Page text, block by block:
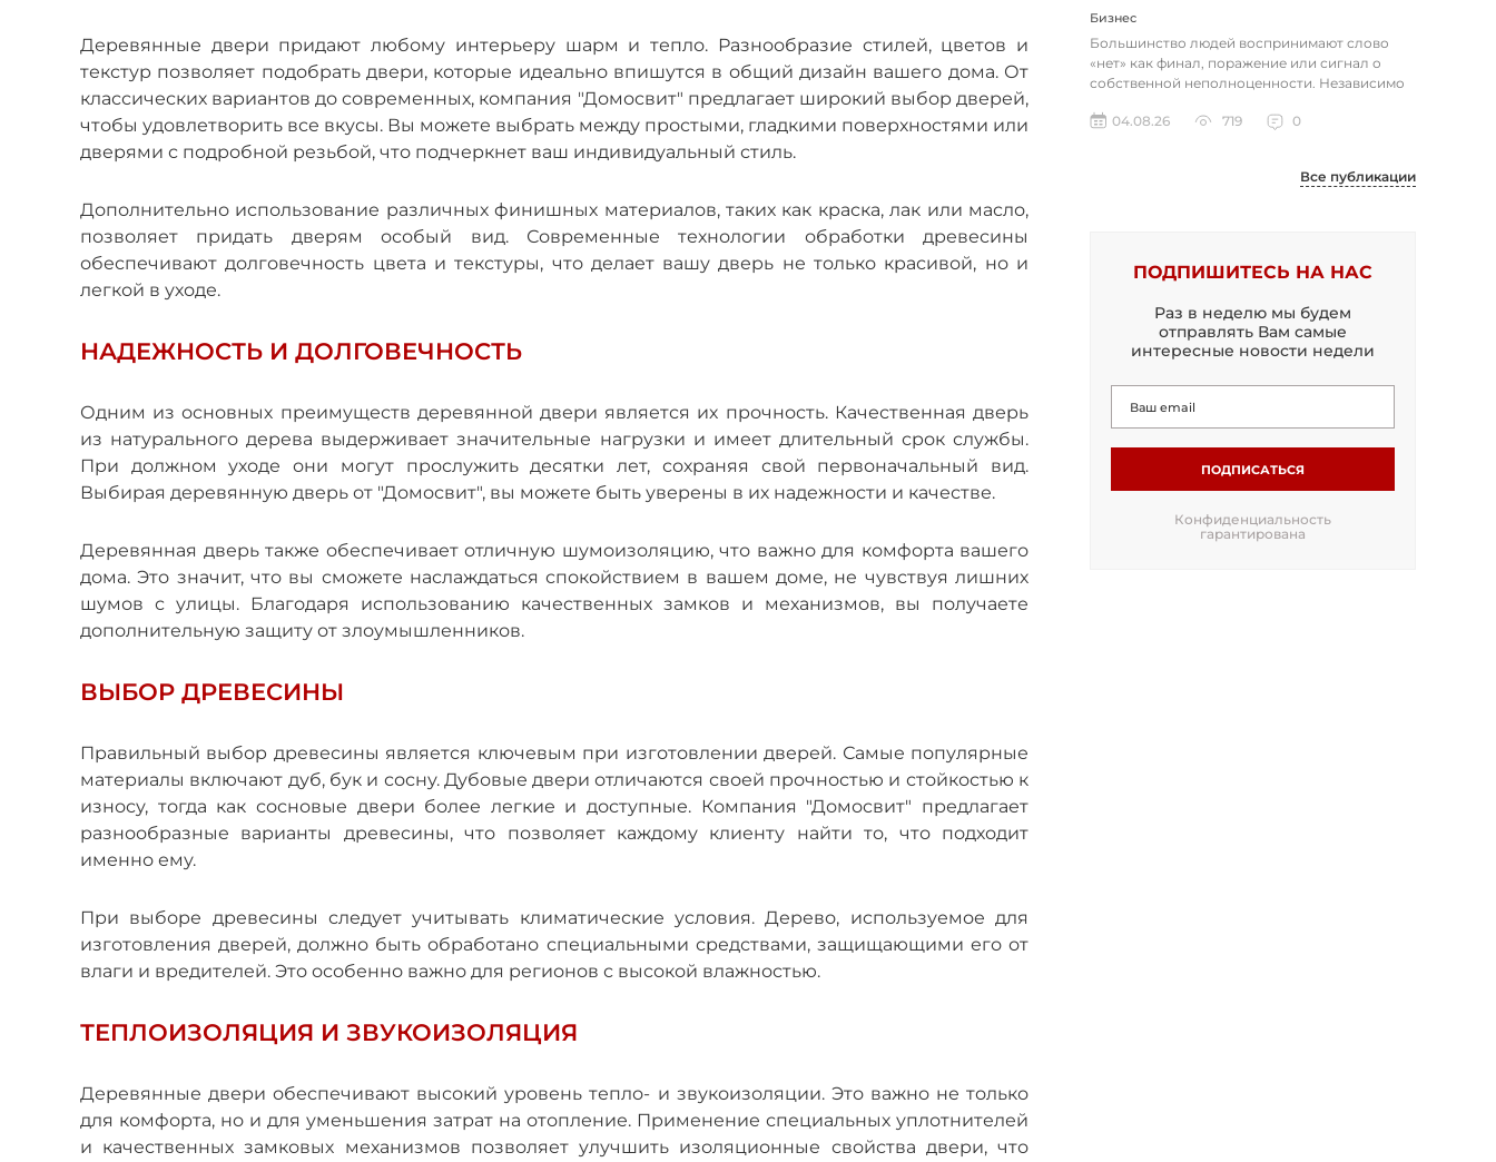
Деревянные двери придают любому интерьеру шарм и тепло. Разнообразие стилей, цветов и
текстур позволяет подобрать двери, которые идеально впишутся в общий дизайн вашего дома. От
классических вариантов до современных, компания "Домосвит" предлагает широкий выбор дверей,
чтобы удовлетворить все вкусы. Вы можете выбрать между простыми, гладкими поверхностями или
дверями с подробной резьбой, что подчеркнет ваш индивидуальный стиль.
Дополнительно использование различных финишных материалов, таких как краска, лак или масло,
позволяет придать дверям особый вид. Современные технологии обработки древесины
обеспечивают долговечность цвета и текстуры, что делает вашу дверь не только красивой, но и
легкой в ​​уходе.
НАДЕЖНОСТЬ И ДОЛГОВЕЧНОСТЬ
Одним из основных преимуществ деревянной двери является их прочность. Качественная дверь
из натурального дерева выдерживает значительные нагрузки и имеет длительный срок службы.
При должном уходе они могут прослужить десятки лет, сохраняя свой первоначальный вид.
Выбирая деревянную дверь от "Домосвит", вы можете быть уверены в их надежности и качестве.
Деревянная дверь также обеспечивает отличную шумоизоляцию, что важно для комфорта вашего
дома. Это значит, что вы сможете наслаждаться спокойствием в вашем доме, не чувствуя лишних
шумов с улицы. Благодаря использованию качественных замков и механизмов, вы получаете
дополнительную защиту от злоумышленников.
ВЫБОР ДРЕВЕСИНЫ
Правильный выбор древесины является ключевым при изготовлении дверей. Самые популярные
материалы включают дуб, бук и сосну. Дубовые двери отличаются своей прочностью и стойкостью к
износу, тогда как сосновые двери более легкие и доступные. Компания "Домосвит" предлагает
разнообразные варианты древесины, что позволяет каждому клиенту найти то, что подходит
именно ему.
При выборе древесины следует учитывать климатические условия. Дерево, используемое для
изготовления дверей, должно быть обработано специальными средствами, защищающими его от
влаги и вредителей. Это особенно важно для регионов с высокой влажностью.
ТЕПЛОИЗОЛЯЦИЯ И ЗВУКОИЗОЛЯЦИЯ
Деревянные двери обеспечивают высокий уровень тепло- и звукоизоляции. Это важно не только
для комфорта, но и для уменьшения затрат на отопление. Применение специальных уплотнителей
и качественных замковых механизмов позволяет улучшить изоляционные свойства двери, что
Бизнес
Большинство людей воспринимают слово
«нет» как финал, поражение или сигнал о
собственной неполноценности. Независимо
04.08.26
719 0
Все публикации
ПОДПИШИТЕСЬ НА НАС
Раз в неделю мы будем
отправлять Вам самые
интересные новости недели
ПОДПИСАТЬСЯ
Конфиденциальность
гарантирована